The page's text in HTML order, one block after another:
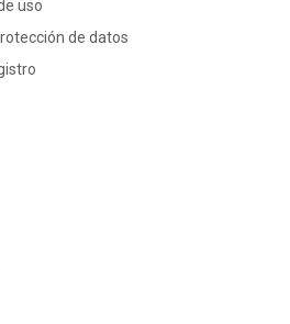
uso
de datos